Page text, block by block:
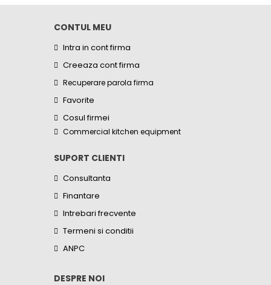
CONTUL MEU
Intra in cont firma
Creeaza cont firma
Recuperare parola firma
Favorite
Cosul firmei
Commercial kitchen equipment
SUPORT CLIENTI
Consultanta
Finantare
Intrebari frecvente
Termeni si conditii
ANPC
DESPRE NOI